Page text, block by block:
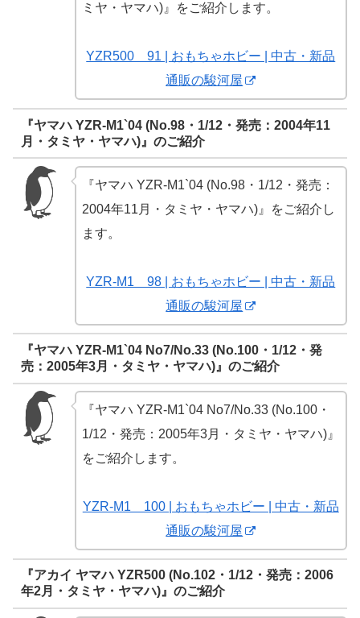
ミヤ・ヤマハ)』をご紹介します。
YZR500 91 | おもちゃホビー | 中古・新品
通販の駿河屋
『ヤマハ YZR-M1`04 (No.98・1/12・発売：2004年11
月・タミヤ・ヤマハ)』のご紹介
『ヤマハ YZR-M1`04 (No.98・1/12・発売：
2004年11月・タミヤ・ヤマハ)』をご紹介し
ます。
YZR-M1 98 | おもちゃホビー | 中古・新品
通販の駿河屋
『ヤマハ YZR-M1`04 No7/No.33 (No.100・1/12・発
売：2005年3月・タミヤ・ヤマハ)』のご紹介
『ヤマハ YZR-M1`04 No7/No.33 (No.100・
1/12・発売：2005年3月・タミヤ・ヤマハ)』
をご紹介します。
YZR-M1 100 | おもちゃホビー | 中古・新品
通販の駿河屋
『アカイ ヤマハ YZR500 (No.102・1/12・発売：2006
年2月・タミヤ・ヤマハ)』のご紹介